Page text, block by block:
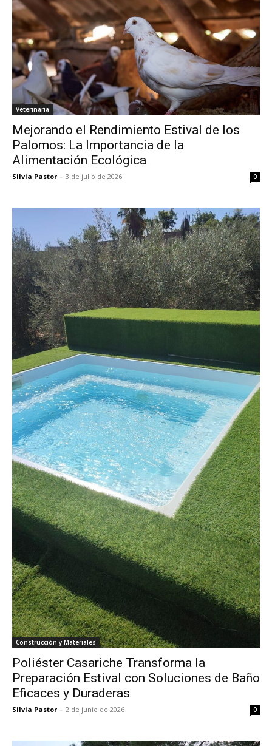
Veterinaria
Mejorando el Rendimiento Estival de los
Palomos: La Importancia de la
Alimentación Ecológica
Silvia Pastor - 3 de julio de 2026 0
Construcción y Materiales
Poliéster Casariche Transforma la
Preparación Estival con Soluciones de Baño
Eficaces y Duraderas
Silvia Pastor - 2 de junio de 2026 0